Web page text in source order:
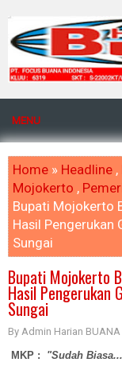
MENU
Home » Headline ,
Mojokerto ,
Bupati Mojokerto
Hasil Pengerukan
Sungai
Bupati Mojokerto
Hasil Pengerukan
Sungai
By Admin Harian BUANA
MKP : "Sudah